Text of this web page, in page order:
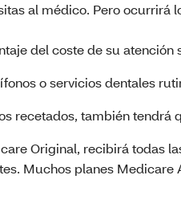
al médico. Pero ocurrirá
del coste de su atención
o servicios dentales
recetados, también
Original, recibirá todas
Muchos planes